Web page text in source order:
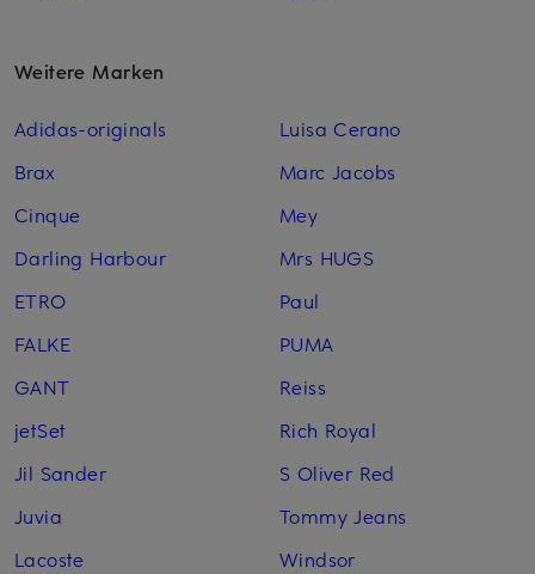
Weitere Marken
Adidas-originals
Brax
Cinque
Darling Harbour
ETRO
FALKE
GANT
jetSet
Jil Sander
Juvia
Lacoste
Luisa Cerano
Marc Jacobs
Mey
Mrs HUGS
Paul
PUMA
Reiss
Rich Royal
S Oliver Red
Tommy Jeans
Windsor